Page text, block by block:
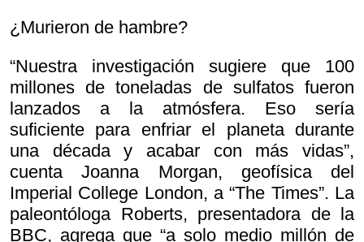
¿Murieron de hambre?
“Nuestra investigación sugiere que 100
millones de toneladas de sulfatos fueron
lanzados a la atmósfera. Eso sería
suficiente para enfriar el planeta durante
una década y acabar con más vidas”,
cuenta Joanna Morgan, geofísica del
Imperial College London, a “The Times”. La
paleontóloga Roberts, presentadora de la
BBC, agrega que “a solo medio millón de